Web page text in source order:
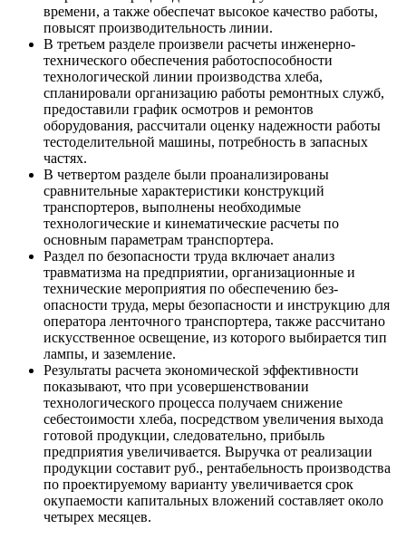
времени, а также обеспечат высокое качество работы,
повысят производительность линии.
В третьем разделе произвели расчеты инженерно-
технического обеспечения работоспособности
технологической линии производства хлеба,
спланировали организацию работы ремонтных служб,
предоставили график осмотров и ремонтов
оборудования, рассчитали оценку надежности работы
тестоделительной машины, потребность в запасных
частях.
В четвертом разделе были проанализированы
сравнительные характеристики конструкций
транспортеров, выполнены необходимые
технологические и кинематические расчеты по
основным параметрам транспортера.
Раздел по безопасности труда включает анализ
травматизма на предприятии, организационные и
технические мероприятия по обеспечению без-
опасности труда, меры безопасности и инструкцию для
оператора ленточного транспортера, также рассчитано
искусственное освещение, из которого выбирается тип
лампы, и заземление.
Результаты расчета экономической эффективности
показывают, что при усовершенствовании
технологического процесса получаем снижение
себестоимости хлеба, посредством увеличения выхода
готовой продукции, следовательно, прибыль
предприятия увеличивается. Выручка от реализации
продукции составит руб., рентабельность производства
по проектируемому варианту увеличивается срок
окупаемости капитальных вложений составляет около
четырех месяцев.